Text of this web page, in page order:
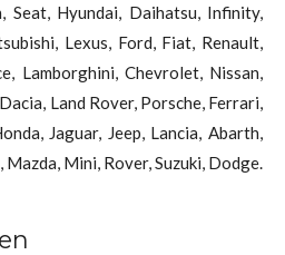
Seat, Hyundai, Daihatsu, Infinity,
Lexus, Ford, Fiat, Renault,
Lamborghini, Chevrolet, Nissan,
Land Rover, Porsche, Ferrari,
Jaguar, Jeep, Lancia, Abarth,
Mini, Rover, Suzuki, Dodge.